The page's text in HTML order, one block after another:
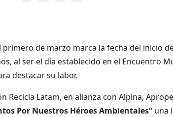
primero de marzo marca la fecha del inicio
al ser el día establecido en el Encuentro
destacar su labor.
Recicla Latam, en alianza con Alpina,
Por Nuestros Héroes Ambientales” una